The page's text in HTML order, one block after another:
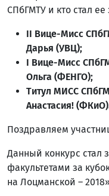
СПбГМТУ и кто стал
II Вице-Мисс
Дарья (УВЦ);
I Вице-Мисс
Ольга (ФЕНГО);
Титул МИСС
Анастасия!
Поздравляем
Данный конкурс
факультетами за
на Лоцманской –